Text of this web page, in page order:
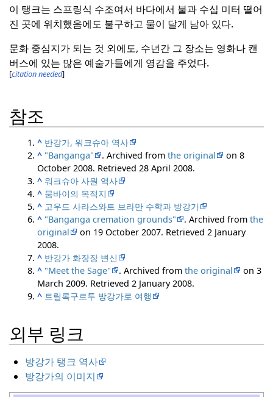
이 탱크는 스프링식 수조여서 바다에서 불과 수십 미터 떨어
진 곳에 위치했음에도 불구하고 물이 달게 남아 있다.
문화 중심지가 되는 것 외에도, 수년간 그 장소는 영화나 캔
버스에 있는 많은 예술가들에게 영감을 주었다.
[citation needed]
참조
^ 반강가, 워크슈아 역사
^ "Banganga" . Archived fromthe original
on 8
October 2008. Retrieved28 April 2008.
^ 워크슈아 사원 역사
^ 뭄바이의 목적지
^ 고우드 사라스와트 브라만 수학과 방강가
^ "Banganga cremation grounds" . Archived fromthe
original
on 19 October 2007. Retrieved2 January
2008.
^ 반강가 화장장 변신
^ "Meet the Sage" . Archived fromthe original
on 3
March 2009. Retrieved2 January2008.
^ 트릴록구르투 방강가로 여행
외부 링크
방강가 탱크 역사
방강가의 이미지